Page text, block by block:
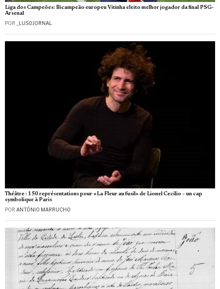
Liga dos Campeões: Bicampeão europeu Vitinha eleito melhor jogador da final PSG-
Arsenal
POR _LUSOJORNAL
Théâtre : 150 représentations pour «La Fleur au fusil» de Lionel Cecilio – un cap
symbolique à Paris
POR ANTÓNIO MARRUCHO